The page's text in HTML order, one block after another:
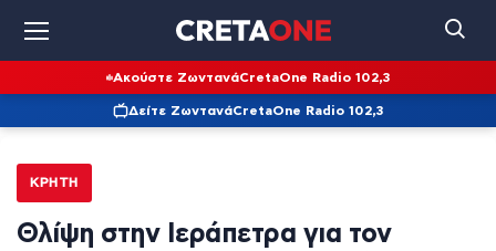
Ακούστε ΖωντανάCretaOne Radio 102,3
Δείτε ΖωντανάCretaOne Radio 102,3
ΚΡΉΤΗ
Θλίψη στην Ιεράπετρα για τον